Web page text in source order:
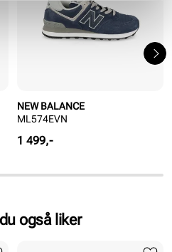
NEW BALANCE
ML574EVN
Pris
1 499,-
også liker